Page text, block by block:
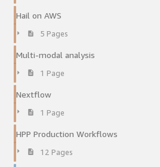
Hail on AWS
5 Pages
Multi-modal analysis
1 Page
Nextflow
1 Page
HPP Production Workflows
12 Pages